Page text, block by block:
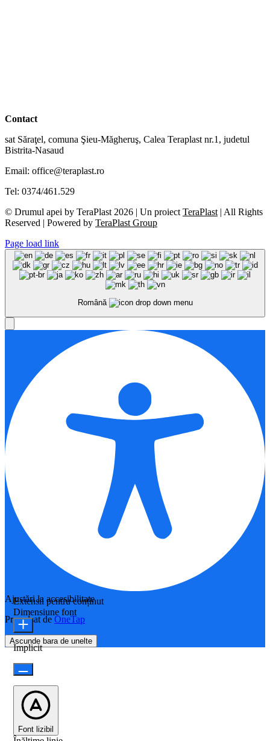
Contact
sat Săraţel, comuna Şieu-Măgheruş, Calea Teraplast nr.1, judetul
Bistrita-Nasaud
Email: office@teraplast.ro
Tel: 0374/461.529
© Drumul apei by TeraPlast 2026 | Un proiect TeraPlast | All Rights
Reserved | Powered by TeraPlast Group
Page load link
Română
Ajustări la accesibilitate
Propulsat de OneTap
Ascunde bara de unelte
Extensii pentru conținut
Dimensiune font
Implicit
Font lizibil